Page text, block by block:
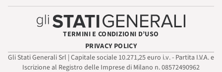
TERMINI E CONDIZIONI D’USO
PRIVACY POLICY
Gli Stati Generali Srl | Capitale sociale 10.271,25 euro i.v. - Partita I.V.A. e
Iscrizione al Registro delle Imprese di Milano n. 08572490962